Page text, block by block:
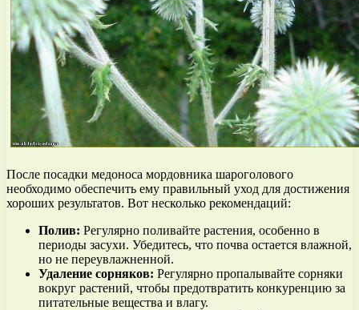
После посадки медоноса мордовника шароголового
необходимо обеспечить ему правильный уход для достижения
хороших результатов. Вот несколько рекомендаций:
Полив: Регулярно поливайте растения, особенно в
периоды засухи. Убедитесь, что почва остается влажной,
но не переувлажненной.
Удаление сорняков: Регулярно пропалывайте сорняки
вокруг растений, чтобы предотвратить конкуренцию за
питательные вещества и влагу.